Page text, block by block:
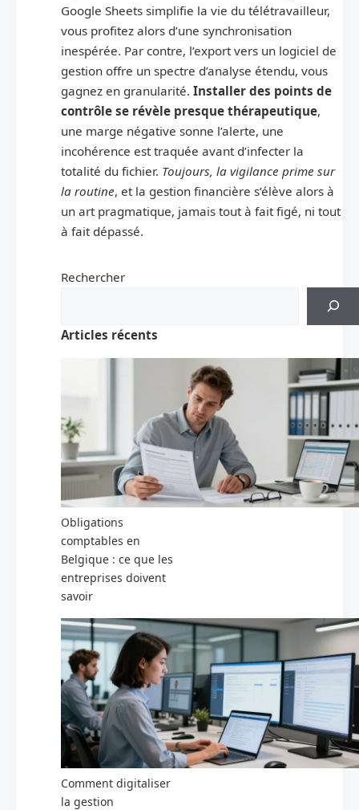
Google Sheets simplifie la vie du télétravailleur,
vous profitez alors d’une synchronisation
inespérée. Par contre, l’export vers un logiciel de
gestion offre un spectre d’analyse étendu, vous
gagnez en granularité. Installer des points de
contrôle se révèle presque thérapeutique,
une marge négative sonne l’alerte, une
incohérence est traquée avant d’infecter la
totalité du fichier. Toujours, la vigilance prime sur
la routine, et la gestion financière s’élève alors à
un art pragmatique, jamais tout à fait figé, ni tout
à fait dépassé.
Rechercher
Articles récents
Obligations
comptables en
Belgique : ce que les
entreprises doivent
savoir
Comment digitaliser
la gestion